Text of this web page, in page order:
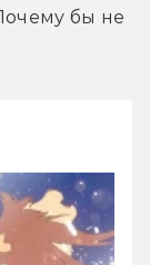
бы не